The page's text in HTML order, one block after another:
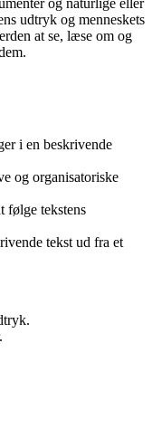
udtryk og menneskets
at se, læse om og
i en beskrivende
og organisatoriske
følge tekstens
tekst ud fra et